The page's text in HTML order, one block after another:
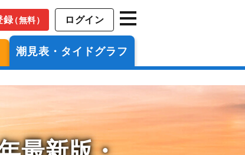
録（無料） ログイン
潮見表・タイドグラフ